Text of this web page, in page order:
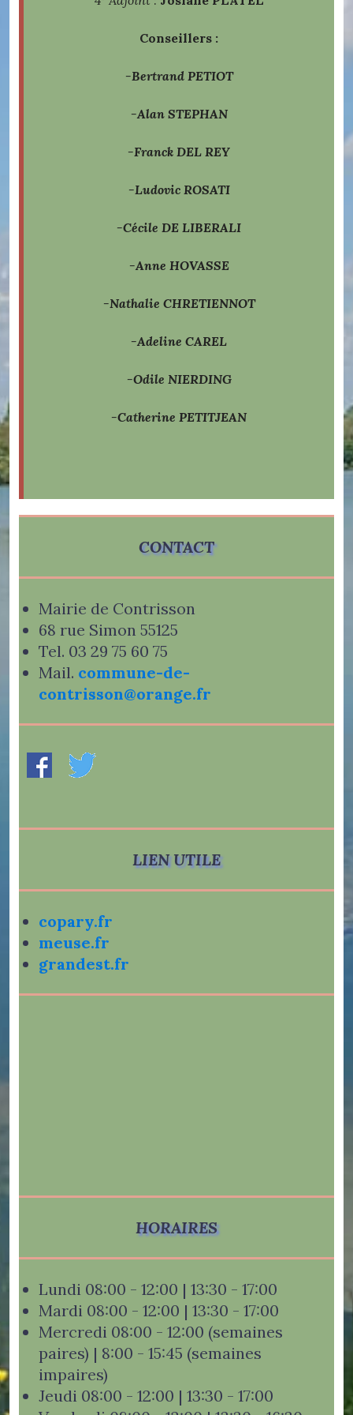
Conseillers :
-Bertrand PETIOT
-Alan STEPHAN
-Franck DEL REY
-LudovicROSATI
-Cécile DE LIBERALI
-Anne HOVASSE
-Nathalie CHRETIENNOT
-Adeline CAREL
-Odile NIERDING
-Catherine PETITJEAN
CONTACT
Mairie de Contrisson
68 rue Simon 55125
Tel. 03 29 75 60 75
Mail. commune-de-
contrisson@orange.fr
LIEN UTILE
copary.fr
meuse.fr
grandest.fr
HORAIRES
Lundi 08:00 - 12:00 | 13:30 - 17:00
Mardi 08:00 - 12:00 | 13:30 - 17:00
Mercredi 08:00 - 12:00 (semaines
paires) | 8:00 - 15:45 (semaines
impaires)
Jeudi 08:00 - 12:00 | 13:30 - 17:00